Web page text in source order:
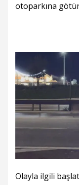
otoparkına
Olayla ilgili